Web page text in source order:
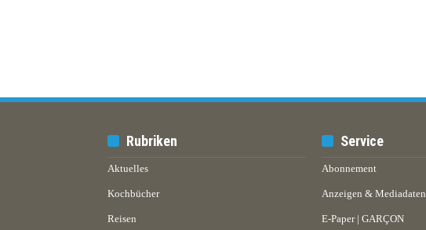
Rubriken
Aktuelles
Kochbücher
Reisen
Service
Abonnement
Anzeigen & Mediadaten
E-Paper | GARÇON